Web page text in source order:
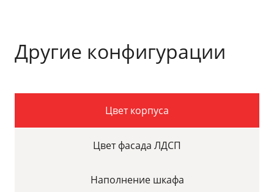
Другие конфигурации
Цвет корпуса
Цвет фасада ЛДСП
Наполнение шкафа